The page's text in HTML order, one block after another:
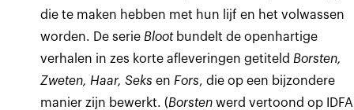
die te maken hebben met hun lijf en het volwassen
worden. De serie Blootbundelt de openhartige
verhalen in zes korte afleveringen getiteld Borsten,
Zweten, Haar, Seksen Fors, die op een bijzondere
manier zijn bewerkt. (Borsten werd vertoond op IDFA